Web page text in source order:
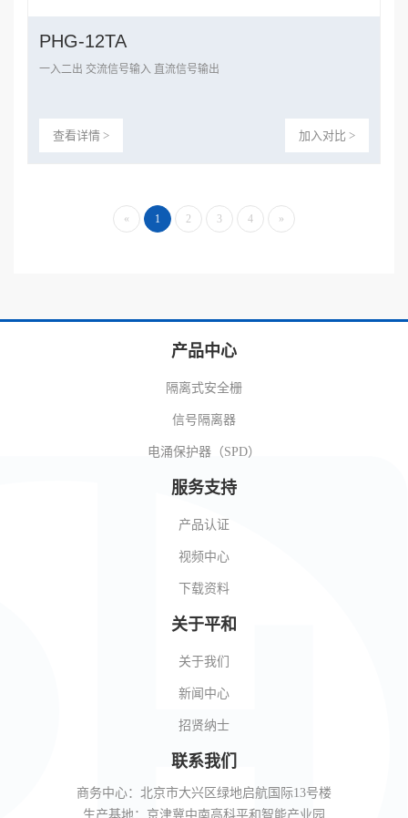
PHG-12TA
一入二出 交流信号输入 直流信号输出
查看详情 > 加入对比 >
« 1 2 3 4 »
产品中心
隔离式安全栅
信号隔离器
电涌保护器（SPD）
服务支持
产品认证
视频中心
下载资料
关于平和
关于我们
新闻中心
招贤纳士
联系我们
商务中心：北京市大兴区绿地启航国际13号楼
生产基地：京津冀中南高科平和智能产业园